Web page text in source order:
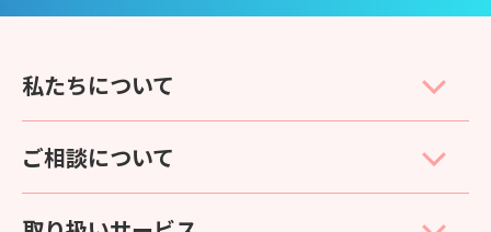
私たちについて
ご相談について